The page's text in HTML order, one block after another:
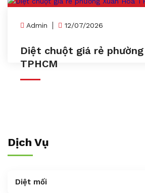
Admin 12/07/2026
Diệt chuột giá rẻ phường
TPHCM
Dịch Vụ
Diệt mối